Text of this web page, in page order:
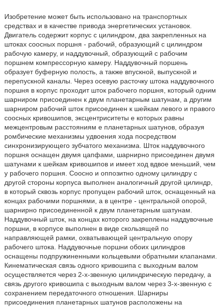
Изобретение может быть использовано на транспортных
средствах и в качестве привода энергетических установок.
Двигатель содержит корпус с цилиндром, два закрепленных на
штоках соосных поршня - рабочий, образующий с цилиндром
рабочую камеру, и наддувочный, образующий с рабочим
поршнем компрессорную камеру. Наддувочный поршень
образует буферную полость, а также впускной, выпускной и
перепускной каналы. Через осевую расточку штока наддувочного
поршня в корпус проходит шток рабочего поршня, который одним
шарниром присоединен к двум планетарным шатунам, а другим
шарниром рабочий шток присоединен к шейкам левого и правого
соосных кривошипов, эксцентриситеты е которых равны
межцентровым расстояниям е планетарных шатунов, образуя
ромбические механизмы удвоения хода посредством
синхронизирующего зубчатого механизма. Шток наддувочного
поршня оснащен двумя цапфами, шарнирно присоединен двумя
шатунами к шейкам кривошипов и имеет ход вдвое меньший, чем
у рабочего поршня. Соосно и оппозитно одному цилиндру с
другой стороны корпуса выполнен аналогичный другой цилиндр,
в который сквозь корпус пропущен рабочий шток, оснащенный на
концах рабочими поршнями, а в центре - центральной опорой,
шарнирно присоединенной к двум планетарным шатунам.
Наддувочный шток, на концах которого закреплены наддувочные
поршни, в корпусе выполнен в виде скользящей по
направляющей рамки, охватывающей центральную опору
рабочего штока. Наддувочные поршни обоих цилиндров
оснащены подпружиненными кольцевыми обратными клапанами.
Кинематическая связь одного кривошипа с выходным валом
осуществляется через 2-х-звенную цилиндрическую передачу, а
связь другого кривошипа с выходным валом через 3-х-звенную с
сохранением передаточного отношения. Шарниры
присоединения планетарных шатунов расположены на